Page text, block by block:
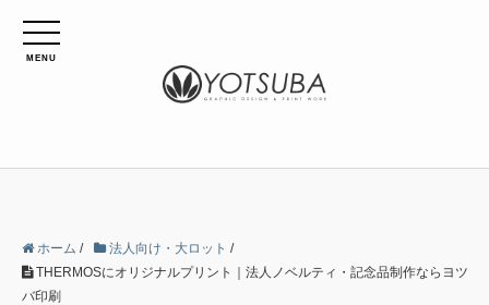
MENU
ホーム / 法人向け・大ロット /
THERMOSにオリジナルプリント｜法人ノベルティ・記念品制作ならヨツ
バ印刷